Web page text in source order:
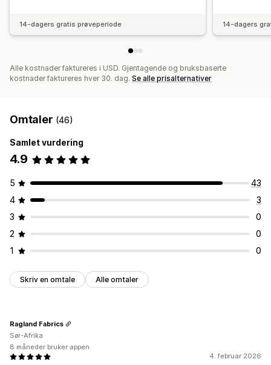
14-dagers gratis prøveperiode 14-dagers
Alle kostnader faktureres i USD. Gjentagende og bruksbaserte
kostnader faktureres hver 30. dag. Se alle prisalternativer
Omtaler (46)
Samlet vurdering
4.9
5
43
4
3
3
0
2
0
1
0
Skriv en omtale Alle omtaler
4. februar 2026
Ragland Fabrics
Sør-Afrika
8 måneder bruker appen